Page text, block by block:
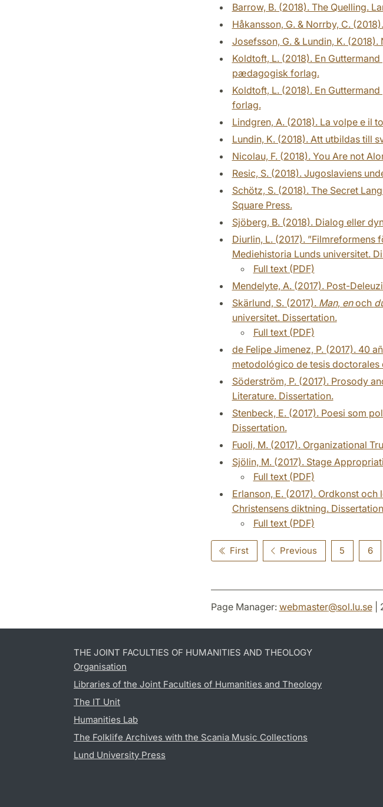
Barrow, B. (2018). The Quelling.
Håkansson, G. & Norrby, C.
Josefsson, G. & Lundin, K.
Koldtoft, L. (2018). En
pædagogisk forlag.
Koldtoft, L. (2018). En
forlag.
Lindgren, A. (2018). La volpe e il
Lundin, K. (2018). Att utbildas till
Nicolau, F. (2018). You Are not
Resic, S. (2018). Jugoslaviens
Schötz, S. (2018). The Secret
Square Press.
Sjöberg, B. (2018). Dialog eller
Diurlin, L. (2017).
Mediehistoria Lunds universitet.
Full text (PDF)
Mendelyte, A. (2017). Post-
Skärlund, S. (2017). Man, enoch
universitet. Dissertation.
Full text (PDF)
de Felipe Jimenez, P. (2017). 40
metodológico de tesis doctorales
Söderström, P. (2017). Prosody
Literature. Dissertation.
Stenbeck, E. (2017). Poesi som
Dissertation.
Fuoli, M. (2017). Organizational
Sjölin, M. (2017). Stage
Full text (PDF)
Erlanson, E. (2017). Ordkonst
Christensens diktning.
Full text (PDF)
First Previous 5 6
Page Manager: webmaster@sol.lu.se|
THE JOINT FACULTIES OF HUMANITIES AND THEOLOGY
Organisation
Libraries of the Joint Faculties of Humanities and Theology
The IT Unit
Humanities Lab
The Folklife Archives with the Scania Music Collections
Lund University Press